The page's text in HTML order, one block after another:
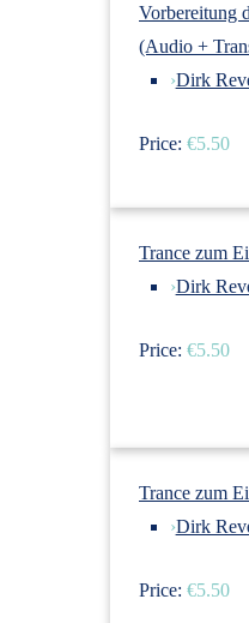
Vorbereitung
(Audio +
›Dirk
Price: €5.50
Trance zum
›Dirk
Price: €5.50
Trance zum
›Dirk
Price: €5.50